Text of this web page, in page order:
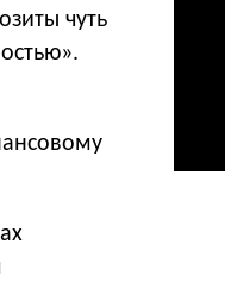
чуть